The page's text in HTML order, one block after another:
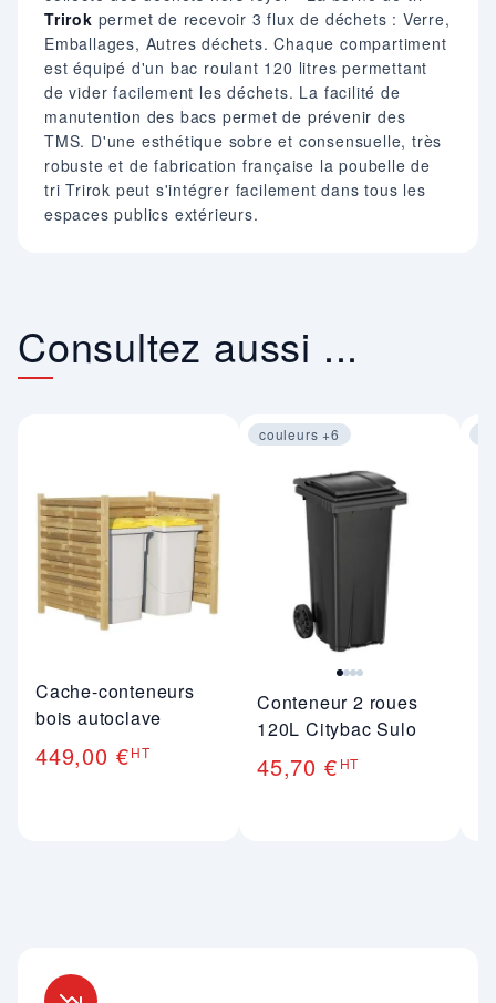
Trirok permet de recevoir 3 flux de déchets : Verre,
Emballages, Autres déchets. Chaque compartiment
est équipé d'un bac roulant 120 litres permettant
de vider facilement les déchets. La facilité de
manutention des bacs permet de prévenir des
TMS. D'une esthétique sobre et consensuelle, très
robuste et de fabrication française la poubelle de
tri Trirok peut s'intégrer facilement dans tous les
espaces publics extérieurs.
Consultez aussi ...
Cache-conteneurs
bois autoclave
449,00 €HT
couleurs +6
Image 1 sur 4
Conteneur 2 roues
120L Citybac Sulo
45,70 € HT